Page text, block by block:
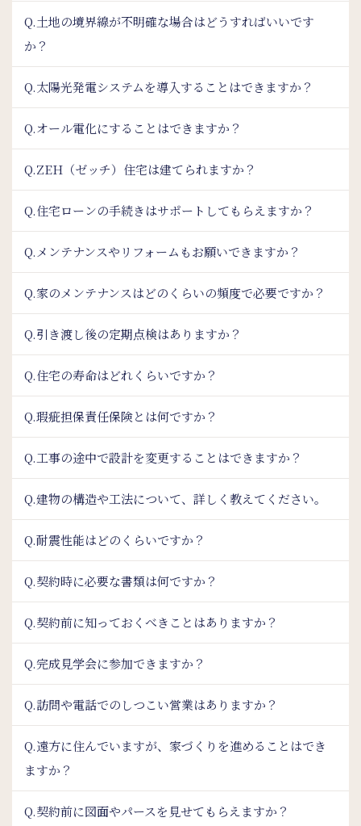
Q.土地の境界線が不明確な場合はどうすればいいです
か？
Q.太陽光発電システムを導入することはできますか？
Q.オール電化にすることはできますか？
Q.ZEH（ゼッチ）住宅は建てられますか？
Q.住宅ローンの手続きはサポートしてもらえますか？
Q.メンテナンスやリフォームもお願いできますか？
Q.家のメンテナンスはどのくらいの頻度で必要ですか？
Q.引き渡し後の定期点検はありますか？
Q.住宅の寿命はどれくらいですか？
Q.瑕疵担保責任保険とは何ですか？
Q.工事の途中で設計を変更することはできますか？
Q.建物の構造や工法について、詳しく教えてください。
Q.耐震性能はどのくらいですか？
Q.契約時に必要な書類は何ですか？
Q.契約前に知っておくべきことはありますか？
Q.完成見学会に参加できますか？
Q.訪問や電話でのしつこい営業はありますか？
Q.遠方に住んでいますが、家づくりを進めることはでき
ますか？
Q.契約前に図面やパースを見せてもらえますか？